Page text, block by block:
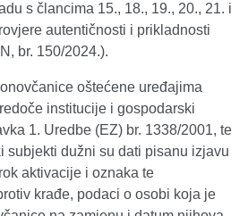
s člancima 15., 18., 19., 20., 21. i
autentičnosti i prikladnosti
br. 150/2024.).
oštećene uređajima
institucije i gospodarski
1. Uredbe (EZ) br. 1338/2001, te
subjekti dužni su dati pisanu izjavu
aktivacije i oznaka te
krađe, podaci o osobi koja je